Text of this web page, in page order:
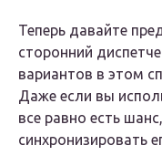
Теперь давайте
сторонний
вариантов в этом
Даже если вы
все равно есть
синхронизировать